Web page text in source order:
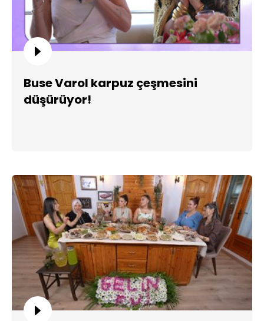
Buse Varol karpuz çeşmesini
düşürüyor!